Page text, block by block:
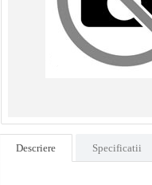
Descriere Specificatii